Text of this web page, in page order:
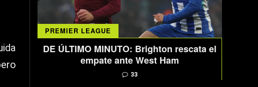
PREMIER LEAGUE
DE ÚLTIMO MINUTO: Brighton rescata el
empate ante West Ham
33